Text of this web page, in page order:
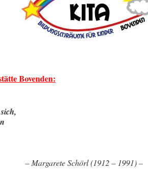
Bovenden:
(1912 – 1991) –